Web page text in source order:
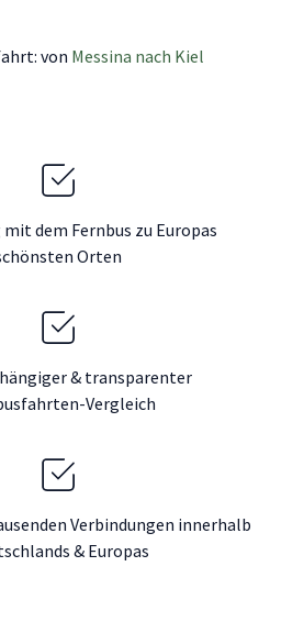
von Messina nach Kiel
dem Fernbus zu Europas
Orten
& transparenter
Vergleich
Verbindungen innerhalb
& Europas